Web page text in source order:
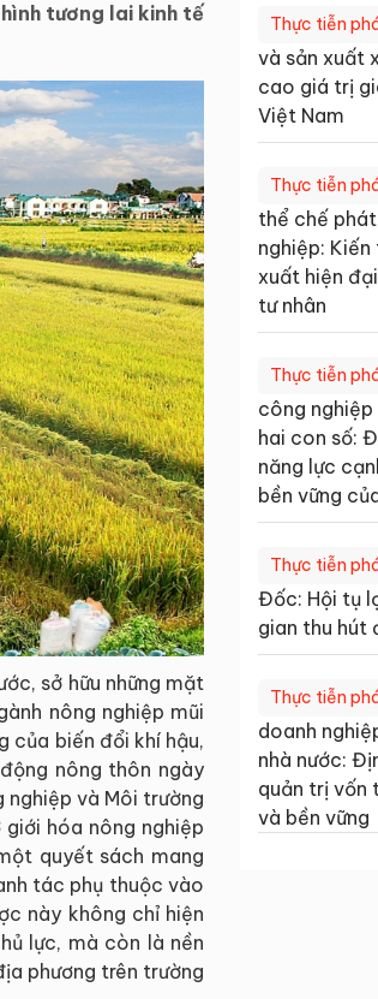
tương lai kinh tế
sở hữu những mặt
nông nghiệp mũi
của biến đổi khí hậu,
nông thôn ngày
và Môi trường
hóa nông nghiệp
quyết sách mang
tác phụ thuộc vào
này không chỉ hiện
lực, mà còn là nền
phương trên trường
Thực tiễn
và sản xuất
cao giá trị
Việt Nam
Thực tiễn
thể chế
nghiệp:
xuất hiện
tư nhân
Thực tiễn
công
hai con số:
năng lực
bền vững
Thực tiễn
Đốc: Hội tụ
gian thu hút
Thực tiễn
doanh
nhà nước:
quản trị vốn
và bền vững